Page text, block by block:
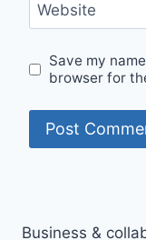
Website
Save my
browser for
Business &